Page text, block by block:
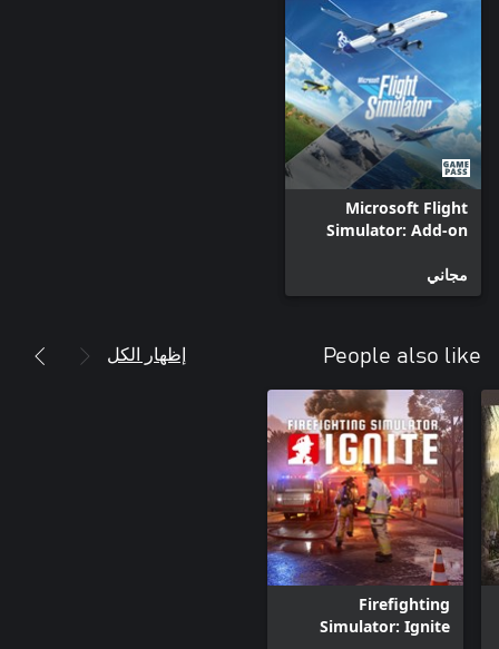
Microsoft Flight
Simulator: Add-on
مجاني
People also like إظهار الكل
Firefighting
Simulator: Ignite